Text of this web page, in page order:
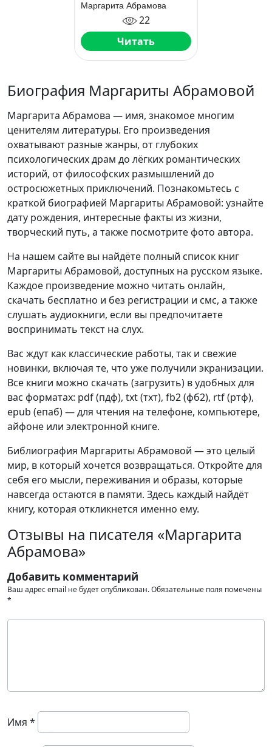
Маргарита Абрамова
22
Читать
Биография Маргариты Абрамовой
Маргарита Абрамова — имя, знакомое многим
ценителям литературы. Его произведения
охватывают разные жанры, от глубоких
психологических драм до лёгких романтических
историй, от философских размышлений до
остросюжетных приключений. Познакомьтесь с
краткой биографией Маргариты Абрамовой: узнайте
дату рождения, интересные факты из жизни,
творческий путь, а также посмотрите фото автора.
На нашем сайте вы найдёте полный список книг
Маргариты Абрамовой, доступных на русском языке.
Каждое произведение можно читать онлайн,
скачать бесплатно и без регистрации и смс, а также
слушать аудиокниги, если вы предпочитаете
воспринимать текст на слух.
Вас ждут как классические работы, так и свежие
новинки, включая те, что уже получили экранизации.
Все книги можно скачать (загрузить) в удобных для
вас форматах: pdf (пдф), txt (тхт), fb2 (фб2), rtf (ртф),
epub (епаб) — для чтения на телефоне, компьютере,
айфоне или электронной книге.
Библиография Маргариты Абрамовой — это целый
мир, в который хочется возвращаться. Откройте для
себя его мысли, переживания и образы, которые
навсегда остаются в памяти. Здесь каждый найдёт
книгу, которая откликнется именно ему.
Отзывы на писателя «Маргарита
Абрамова»
Добавить комментарий
Ваш адрес email не будет опубликован.Обязательные поля помечены
*
Имя *